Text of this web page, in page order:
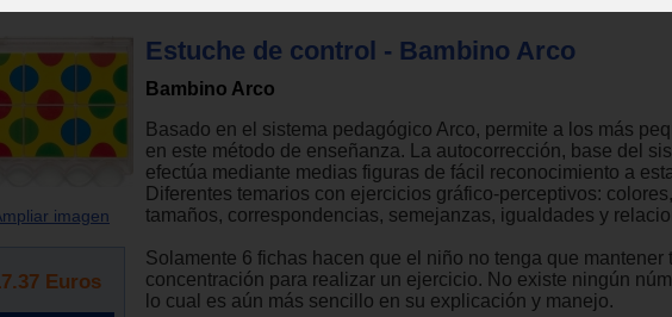
imagen
Euros
Estuche de control - Bambino Arco
Bambino Arco
Basado en el sistema pedagógico Arco, permite a los más
en este método de enseñanza. La autocorrección, base del
efectúa mediante medias figuras de fácil reconocimiento a
Diferentes temarios con ejercicios gráfico-perceptivos:
tamaños, correspondencias, semejanzas, igualdades y
Solamente 6 fichas hacen que el niño no tenga que mantener
concentración para realizar un ejercicio. No existe ningún
lo cual es aún más sencillo en su explicación y manejo.